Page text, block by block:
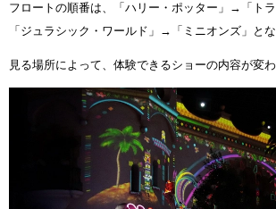
フロートの順番は、「ハリー・ポッター」→「ト
「ジュラシック・ワールド」→「ミニオンズ」とな
見る場所によって、体験できるショーの内容が変わ